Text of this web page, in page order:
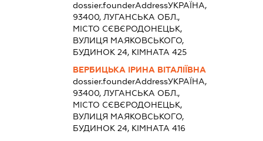
dossier.founderAddressУКРАЇНА,
93400, ЛУГАНСЬКА ОБЛ.,
МІСТО СЄВЄРОДОНЕЦЬК,
ВУЛИЦЯ МАЯКОВСЬКОГО,
БУДИНОК 24, КІМНАТА 425
ВЕРБИЦЬКА ІРИНА ВІТАЛІЇВНА
dossier.founderAddressУКРАЇНА,
93400, ЛУГАНСЬКА ОБЛ.,
МІСТО СЄВЄРОДОНЕЦЬК,
ВУЛИЦЯ МАЯКОВСЬКОГО,
БУДИНОК 24, КІМНАТА 416